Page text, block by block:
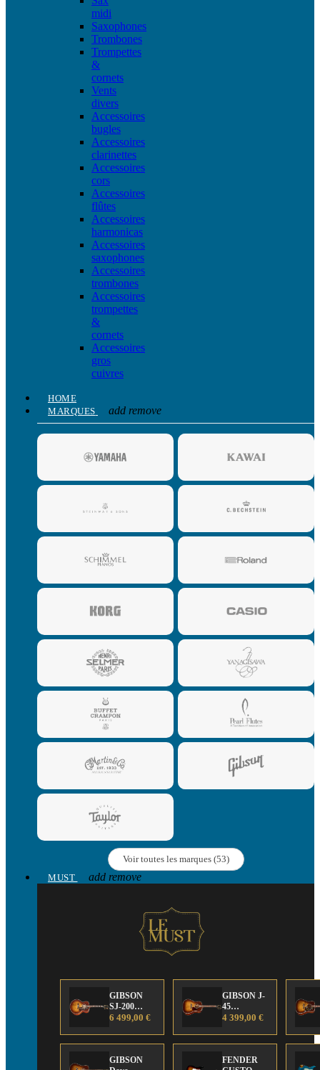
midi
Saxophones
Trombones
Trompettes
&
cornets
Vents
divers
Accessoires
bugles
Accessoires
clarinettes
Accessoires
cors
Accessoires
flûtes
Accessoires
harmonicas
Accessoires
saxophones
Accessoires
trombones
Accessoires
trompettes
&
cornets
Accessoires
gros
cuivres
HOME
MARQUES
add remove
Voir toutes les marques (53)
MUST
add remove
GIBSON
SJ-200
Anniversary
Edition
6 499,00 €
GIBSON J-
45
Anniversary
Edition
4 399,00 €
GIBSON
FENDER